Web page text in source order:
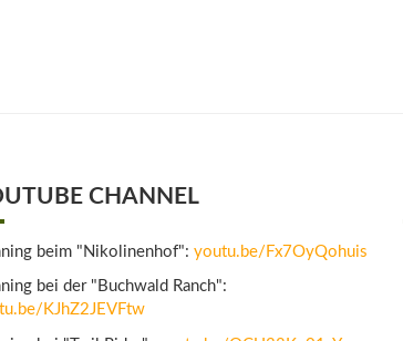
CHANNEL
beim "Nikolinenhof": youtu.be/Fx7OyQohuis
bei der "Buchwald Ranch":
KJhZ2JEVFtw